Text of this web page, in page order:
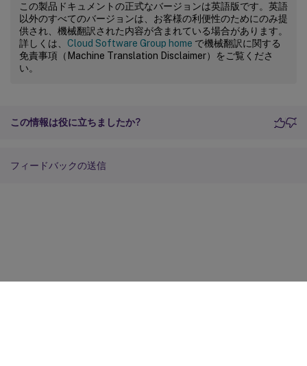
この製品ドキュメントの正式なバージョンは英語版です。英語
以外のすべてのバージョンは、お客様の利便性のためにのみ提
供され、機械翻訳された内容が含まれている場合があります。
詳しくは、 Cloud Software Group home で機械翻訳に関する
免責事項（Machine Translation Disclaimer）をご覧くださ
い。
この情報は役に立ちましたか?
フィードバックの送信